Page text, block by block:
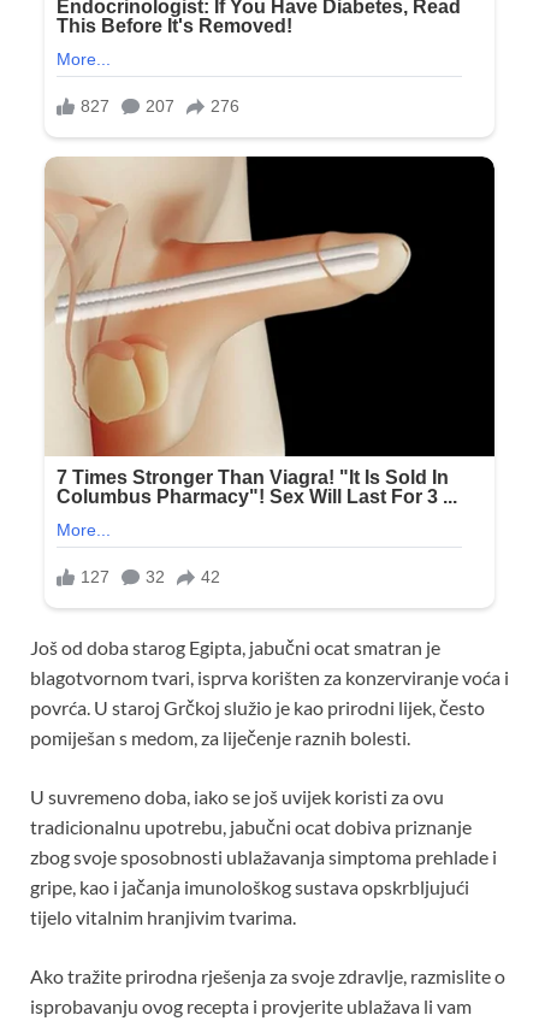
Još od doba starog Egipta, jabučni ocat smatran je
blagotvornom tvari, isprva korišten za konzerviranje voća i
povrća. U staroj Grčkoj služio je kao prirodni lijek, često
pomiješan s medom, za liječenje raznih bolesti.
U suvremeno doba, iako se još uvijek koristi za ovu
tradicionalnu upotrebu, jabučni ocat dobiva priznanje
zbog svoje sposobnosti ublažavanja simptoma prehlade i
gripe, kao i jačanja imunološkog sustava opskrbljujući
tijelo vitalnim hranjivim tvarima.
Ako tražite prirodna rješenja za svoje zdravlje, razmislite o
isprobavanju ovog recepta i provjerite ublažava li vam